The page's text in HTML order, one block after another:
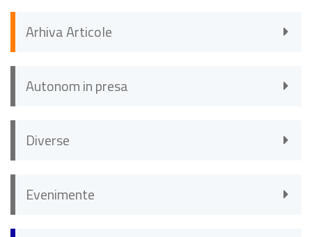
Arhiva Articole
Autonom in presa
Diverse
Evenimente